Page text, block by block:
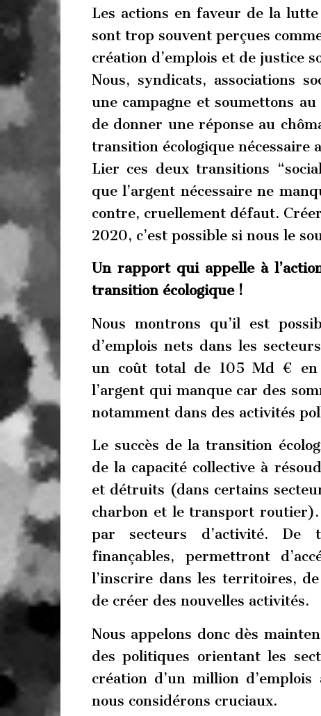
Les actions en faveur de la
sont trop souvent perçues
création d’emplois et de justice
Nous, syndicats, associations
une campagne et soumettons
de donner une réponse au
transition écologique nécessaire
Lier ces deux transitions
que l’argent nécessaire ne
contre, cruellement défaut.
2020, c’est possible si nous le
Un rapport qui appelle à
transition écologique !
Nous montrons qu’il est
d’emplois nets dans les
un coût total de 105 Md € en
l’argent qui manque car des
notamment dans des activités
Le succès de la transition
de la capacité collective à
et détruits (dans certains
charbon et le transport
par secteurs d’activité. De
finançables, permettront
l’inscrire dans les territoires,
de créer des nouvelles activités.
Nous appelons donc dès
des politiques orientant les
création d’un million
nous considérons cruciaux.